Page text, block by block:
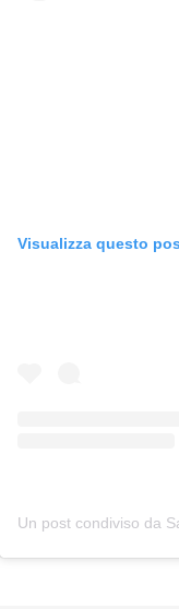
Visualizza questo